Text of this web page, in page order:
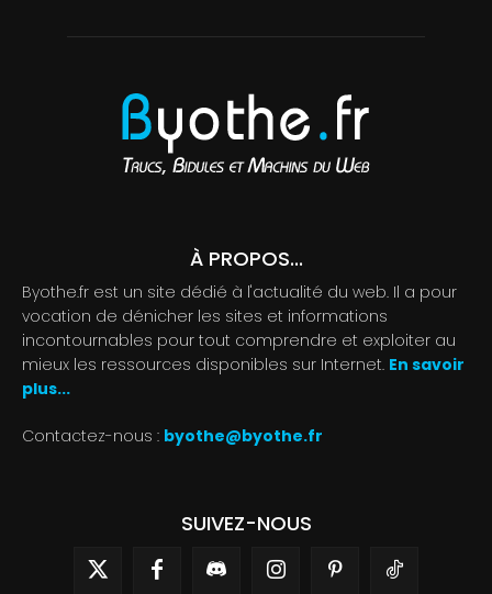
À PROPOS...
Byothe.fr est un site dédié à l'actualité du web. Il a pour
vocation de dénicher les sites et informations
incontournables pour tout comprendre et exploiter au
mieux les ressources disponibles sur Internet. En savoir
plus...
Contactez-nous : byothe@byothe.fr
SUIVEZ-NOUS